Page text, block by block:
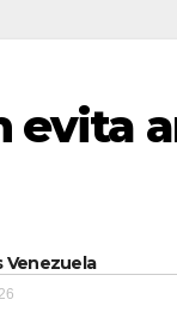
evita
Venezuela